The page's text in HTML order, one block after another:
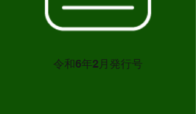
令和6年2月発行号